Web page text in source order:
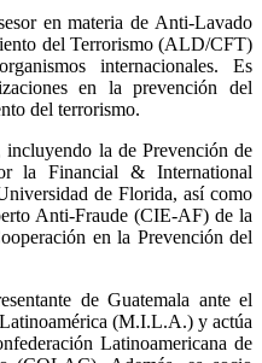
en materia de Anti-Lavado
del Terrorismo (ALD/CFT)
internacionales. Es
en la prevención del
del terrorismo.
incluyendo la de Prevención de
la Financial & International
de Florida, así como
Anti-Fraude (CIE-AF) de la
en la Prevención del
de Guatemala ante el
(M.I.L.A.) y actúa
Latinoamericana de